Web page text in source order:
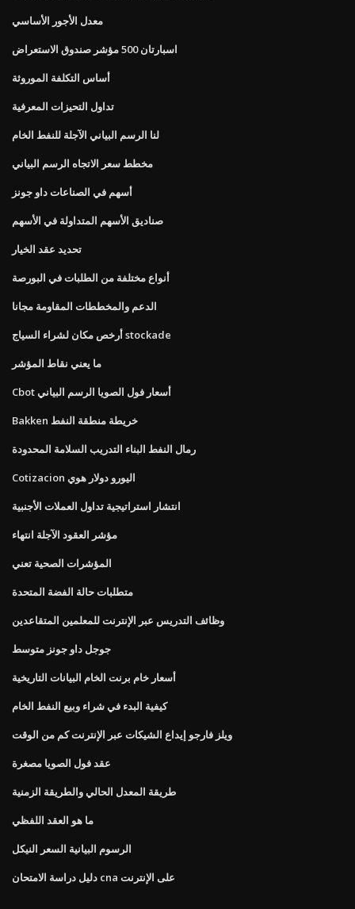
معدل الأجور الأساسي
اسبارتان 500 مؤشر صندوق الاستعراض
أساس التكلفة الموروثة
تداول التحيزات المعرفية
لنا الرسم البياني الآجلة للنفط الخام
مخطط سعر الاتجاه الرسم البياني
أسهم في الصناعات داو جونز
صناديق الأسهم المتداولة في الأسهم
تحديد عقد الخيار
أنواع مختلفة من الطلبات في البورصة
الدعم والمخططات المقاومة مجانا
أرخص مكان لشراء السياج stockade
ما يعني نقاط المؤشر
Cbot أسعار فول الصويا الرسم البياني
Bakken خريطة منطقة النفط
رمال النفط البناء التدريب السلامة المحدودة
Cotizacion اليورو دولار هوي
انتشار استراتيجية تداول العملات الأجنبية
مؤشر العقود الآجلة انتهاء
المؤشرات الصحية تعني
متطلبات حالة الفضة المتحدة
وظائف التدريس عبر الإنترنت للمعلمين المتقاعدين
جوجل داو جونز متوسط
أسعار خام برنت الخام البيانات التاريخية
كيفية البدء في شراء وبيع النفط الخام
ويلز فارجو إيداع الشيكات عبر الإنترنت كم من الوقت
عقد فول الصويا مصغرة
طريقة المعدل الحالي والطريقة الزمنية
ما هو العقد اللفظي
الرسوم البيانية السعر النيكل
دليل دراسة الامتحان cna على الإنترنت